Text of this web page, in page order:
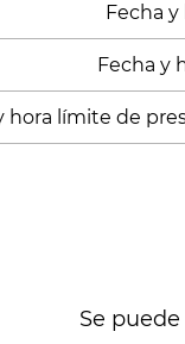
Fecha y
Fecha y
hora límite de
Se